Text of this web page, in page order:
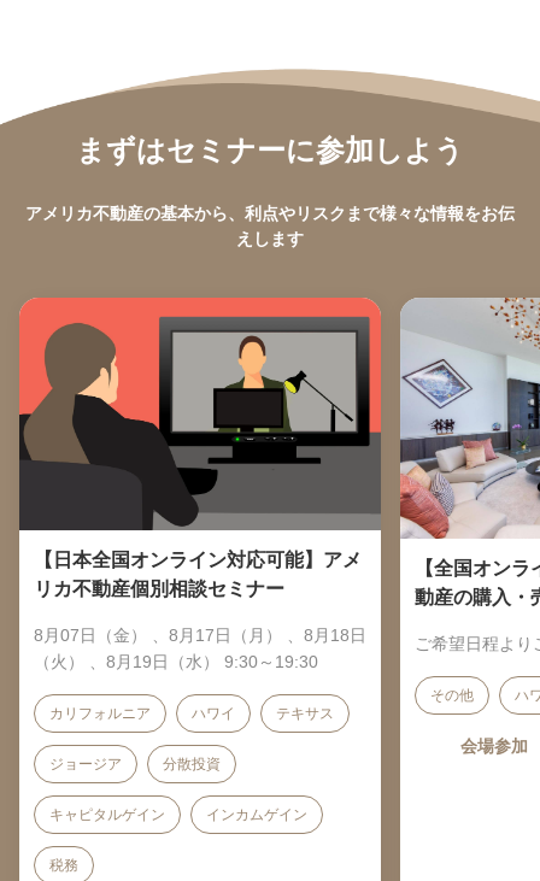
まずはセミナーに参加しよう
アメリカ不動産の基本から、利点やリスクまで様々な情報をお伝
えします
【日本全国オンライン対応可能】アメ
リカ不動産個別相談セミナー
8月07日（金） 、8月17日（月） 、8月18日
（火） 、8月19日（水） 9:30～19:30
カリフォルニア ハワイ テキサス
ジョージア 分散投資
キャピタルゲイン インカムゲイン
税務
【全国オン
動産の購入・
ご希望日程より
その他 ハ
会場参加